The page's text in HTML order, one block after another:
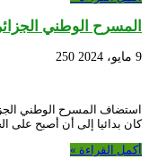
المسرح الوطني
9 مايو، 2024 250
كان بدائيا إلى أن أصبح على
أكمل القراءة »